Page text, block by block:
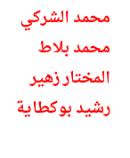
محمد الشركي
محمد بلاط
المختار زهير
رشيد بوكطاية